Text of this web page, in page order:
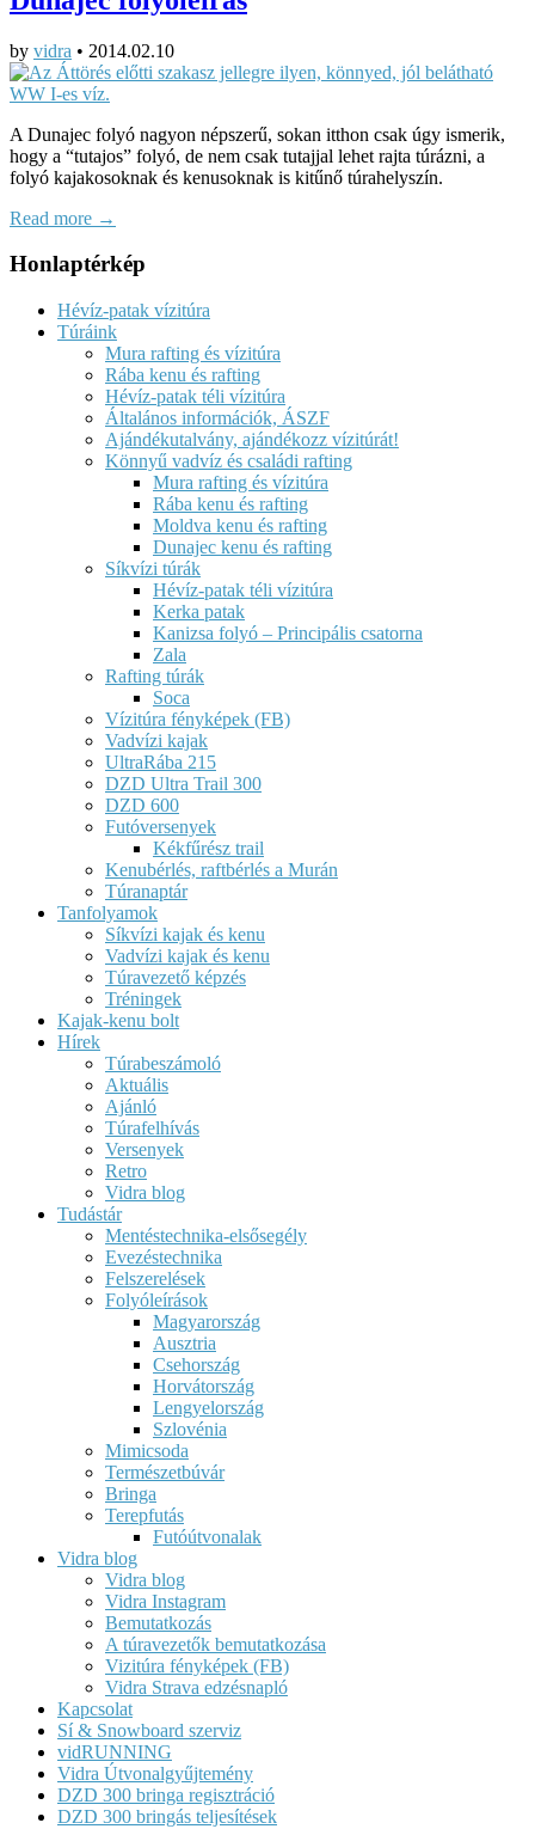
by vidra • 2014.02.10
A Dunajec folyó nagyon népszerű, sokan itthon csak úgy ismerik,
hogy a “tutajos” folyó, de nem csak tutajjal lehet rajta túrázni, a
folyó kajakosoknak és kenusoknak is kitűnő túrahelyszín.
Read more →
Honlaptérkép
Hévíz-patak vízitúra
Túráink
Mura rafting és vízitúra
Rába kenu és rafting
Hévíz-patak téli vízitúra
Általános információk, ÁSZF
Ajándékutalvány, ajándékozz vízitúrát!
Könnyű vadvíz és családi rafting
Mura rafting és vízitúra
Rába kenu és rafting
Moldva kenu és rafting
Dunajec kenu és rafting
Síkvízi túrák
Hévíz-patak téli vízitúra
Kerka patak
Kanizsa folyó – Principális csatorna
Zala
Rafting túrák
Soca
Vízitúra fényképek (FB)
Vadvízi kajak
UltraRába 215
DZD Ultra Trail 300
DZD 600
Futóversenyek
Kékfűrész trail
Kenubérlés, raftbérlés a Murán
Túranaptár
Tanfolyamok
Síkvízi kajak és kenu
Vadvízi kajak és kenu
Túravezető képzés
Tréningek
Kajak-kenu bolt
Hírek
Túrabeszámoló
Aktuális
Ajánló
Túrafelhívás
Versenyek
Retro
Vidra blog
Tudástár
Mentéstechnika-elsősegély
Evezéstechnika
Felszerelések
Folyóleírások
Magyarország
Ausztria
Csehország
Horvátország
Lengyelország
Szlovénia
Mimicsoda
Természetbúvár
Bringa
Terepfutás
Futóútvonalak
Vidra blog
Vidra blog
Vidra Instagram
Bemutatkozás
A túravezetők bemutatkozása
Vizitúra fényképek (FB)
Vidra Strava edzésnapló
Kapcsolat
Sí & Snowboard szerviz
vidRUNNING
Vidra Útvonalgyűjtemény
DZD 300 bringa regisztráció
DZD 300 bringás teljesítések